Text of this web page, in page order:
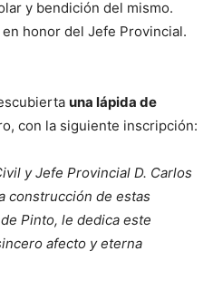
y bendición del mismo.
honor del Jefe Provincial.
una lápida de
con la siguiente inscripción:
y Jefe Provincial D. Carlos
construcción de estas
Pinto, le dedica este
afecto y eterna